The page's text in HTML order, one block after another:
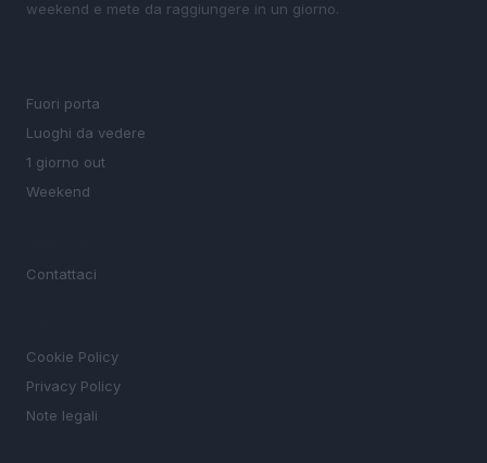
weekend e mete da raggiungere in un giorno.
Fuori porta
Luoghi da vedere
1 giorno out
Weekend
Contattaci
Cookie Policy
Privacy Policy
Note legali